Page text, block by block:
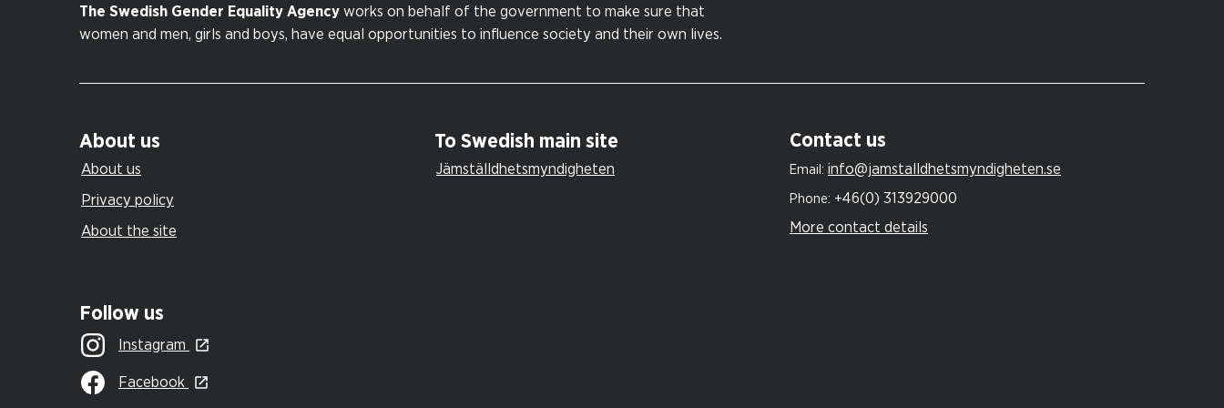
The Swedish Gender Equality Agency works on behalf of the government to make sure that
women and men, girls and boys, have equal opportunities to influence society and their own lives.
About us
About us
Privacy policy
About the site
To Swedish main site
Jämställdhetsmyndigheten
Contact us
Email: info@jamstalldhetsmyndigheten.se
Phone: +46(0) 313929000
More contact details
Follow us
Instagram
Facebook